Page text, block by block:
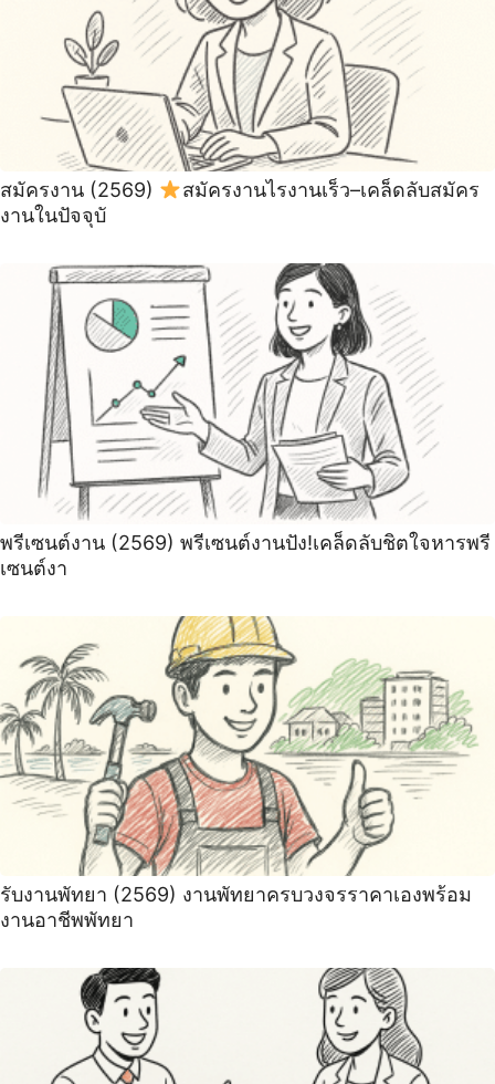
สมัครงาน (2569)
สมัครงานไรงานเร็ว–เคล็ดลับสมัคร
งานในปัจจุบั
พรีเซนต์งาน (2569) พรีเซนต์งานปัง!เคล็ดลับชิตใจหารพรี
เซนต์งา
รับงานพัทยา (2569) ️งานพัทยาครบวงจรราคาเองพร้อม
งานอาชีพพัทยา